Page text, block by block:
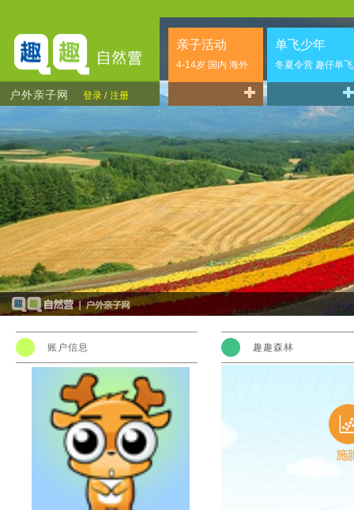
亲子活动
4-14岁 国内 海外
单飞少年
冬夏令营 趣仔单飞
户外亲子网 登录 / 注册
账户信息 趣趣森林